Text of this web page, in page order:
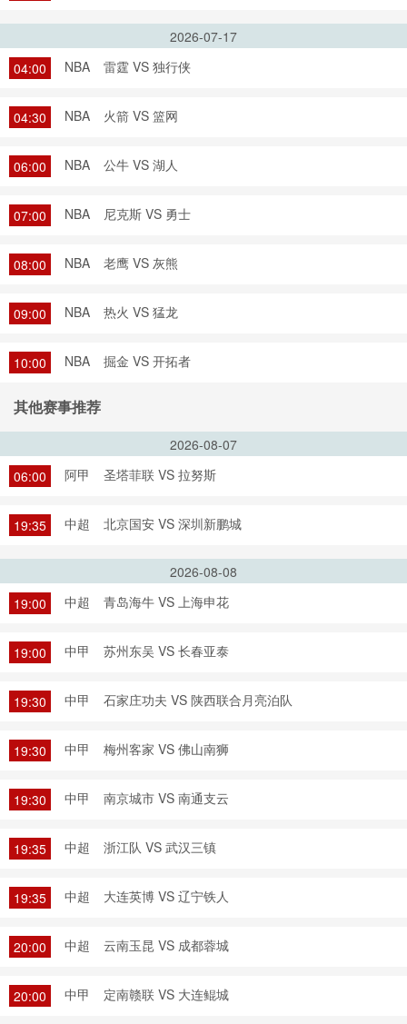
2026-07-17
04:00
NBA 雷霆 VS 独行侠
04:30 NBA 火箭 VS 篮网
06:00 NBA 公牛 VS 湖人
07:00 NBA 尼克斯 VS 勇士
08:00 NBA 老鹰 VS 灰熊
09:00 NBA 热火 VS 猛龙
10:00 NBA 掘金 VS 开拓者
其他赛事推荐
2026-08-07
06:00
阿甲 圣塔菲联 VS 拉努斯
19:35 中超 北京国安 VS 深圳新鹏城
2026-08-08
19:00
中超 青岛海牛 VS 上海申花
19:00 中甲 苏州东吴 VS 长春亚泰
19:30 中甲 石家庄功夫 VS 陕西联合月亮泊队
19:30 中甲 梅州客家 VS 佛山南狮
19:30 中甲 南京城市 VS 南通支云
19:35 中超 浙江队 VS 武汉三镇
19:35 中超 大连英博 VS 辽宁铁人
20:00 中超 云南玉昆 VS 成都蓉城
20:00 中甲 定南赣联 VS 大连鲲城